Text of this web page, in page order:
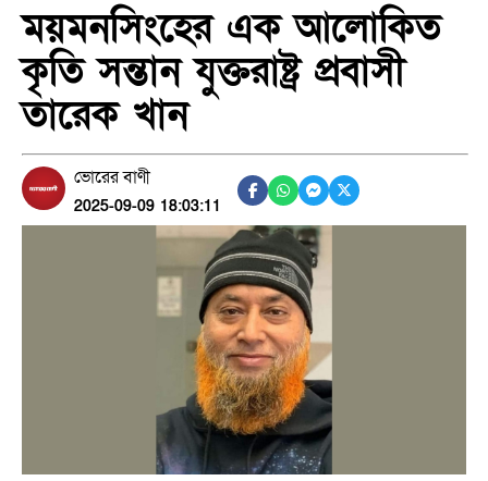
ময়মনসিংহের এক আলোকিত
কৃতি সন্তান যুক্তরাষ্ট্র প্রবাসী
তারেক খান
ভোরের বাণী
2025-09-09 18:03:11